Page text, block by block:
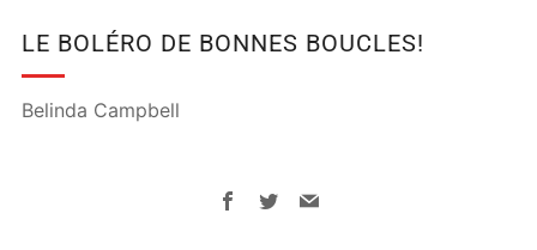
LE BOLÉRO DE BONNES BOUCLES!
Belinda Campbell
Facebook
TwitterEmail